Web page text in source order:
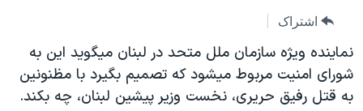
صفحه
جهش
به
جستجو
جهان
گزیده‌ها
ویژه برنامه‌ها
صفحه‌های ویژه
جام جهانی ۲۰۲۶
عملیات خشم حماسی
۲۵۰سالگی آمریکا
فرکانس‌های صدای آمریکا
پخش رادیویی
اشتراک
نماینده ویژه سازمان ملل متحد در لبنان میگوید این به
شورای امنیت مربوط میشود که تصمیم بگیرد با مظنونين
به قتل رفیق حریری، نخست وزیر پیشین لبنان، چه بکند.